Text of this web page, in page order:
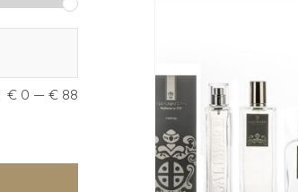
€ 0 — € 88